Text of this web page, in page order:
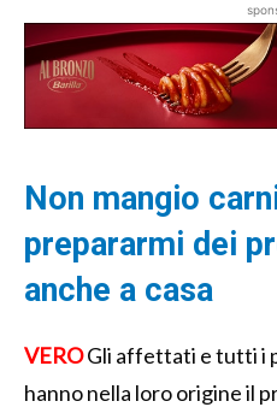
Non mangio
prepararmi dei
anche a casa
VEROGli affettati e tutti i
hanno nella loro origine il